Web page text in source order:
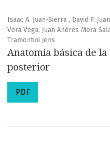
Isaac A. Juan-Sierra , David F.
Vera Vega, Juan Andrés Mora
Tramontini Jens
Anatomía básica de
posterior
PDF